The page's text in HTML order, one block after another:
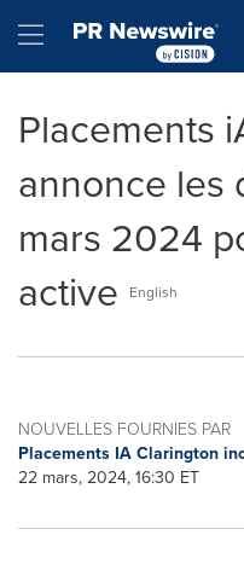
Hamburger menu
Placements
annonce les
mars 2024
active
English
NOUVELLES FOURNIES PAR
Placements IA Clarington
22 mars, 2024, 16:30 ET